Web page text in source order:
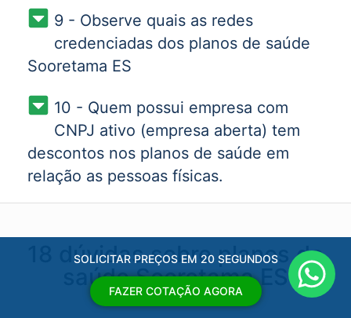
9 - Observe quais as redes
credenciadas dos planos de saúde
Sooretama ES
10 - Quem possui empresa com
CNPJ ativo (empresa aberta) tem
descontos nos planos de saúde em
relação as pessoas físicas.
18 dúvidas sobre planos de
saúde Sooretama ES
SOLICITAR PREÇOS EM 20 SEGUNDOS
FAZER COTAÇÃO AGORA